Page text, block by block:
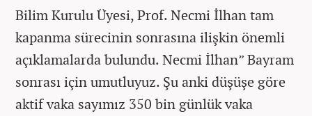
Bilim Kurulu Üyesi, Prof. Necmi İlhan tam
kapanma sürecinin sonrasına ilişkin önemli
açıklamalarda bulundu. Necmi İlhan” Bayram
sonrası için umutluyuz. Şu anki düşüşe göre
aktif vaka sayımız 350 bin günlük vaka